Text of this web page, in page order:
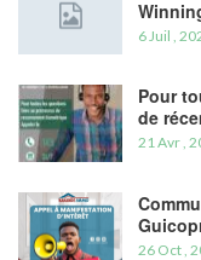
6 Juil ,
Pour
de
21 Avr ,
26 Oct ,